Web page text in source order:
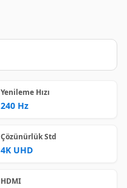
Yenileme Hızı
240 Hz
Çözünürlük Std
4K UHD
HDMI